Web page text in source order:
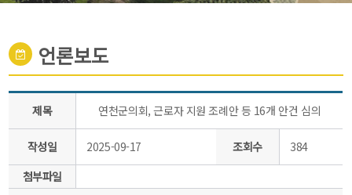
언론보도
제목 연천군의회, 근로자 지원 조례안 등 16개 안건 심의
작성일 2025-09-17 조회수
384
첨부파일